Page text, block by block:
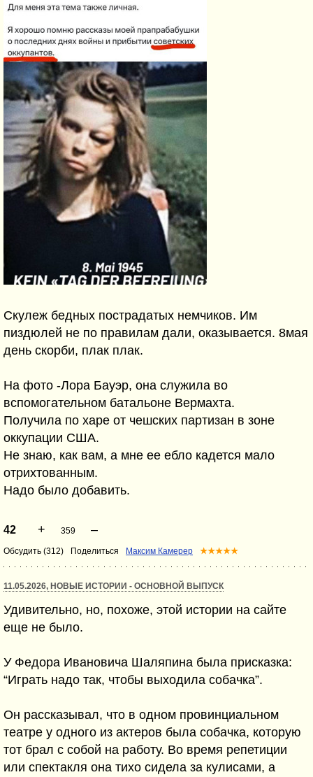
Скулеж бедных пострадатых немчиков. Им
пиздюлей не по правилам дали, оказывается. 8мая
день скорби, плак плак.
На фото -Лора Бауэр, она служила во
вспомогательном батальоне Вермахта.
Получила по харе от чешских партизан в зоне
оккупации США.
Не знаю, как вам, а мне ее ебло кадется мало
отрихтованным.
Надо было добавить.
42 + 359 –
Обсудить (312) Поделиться Максим Камерер ★★★★★
11.05.2026, НОВЫЕ ИСТОРИИ - ОСНОВНОЙ ВЫПУСК
Удивительно, но, похоже, этой истории на сайте
еще не было.
У Федора Ивановича Шаляпина была присказка:
“Играть надо так, чтобы выходила собачка”.
Он рассказывал, что в одном провинциальном
театре у одного из актеров была собачка, которую
тот брал с собой на работу. Во время репетиции
или спектакля она тихо сидела за кулисами, а